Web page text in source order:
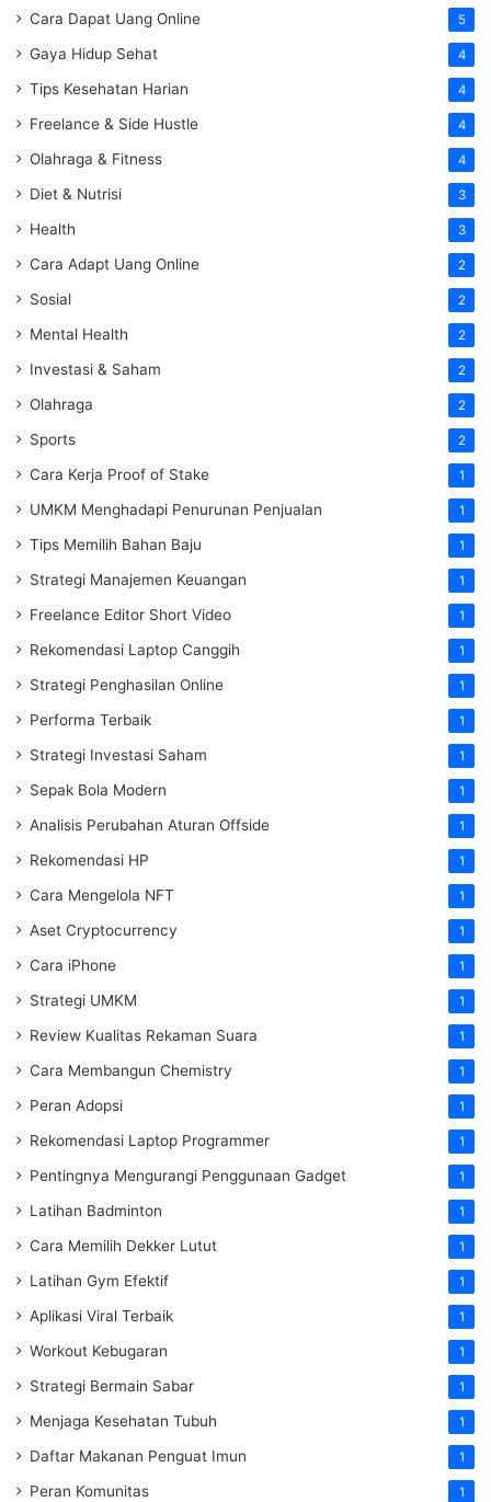
Cara Dapat Uang Online 5
Gaya Hidup Sehat 4
Tips Kesehatan Harian 4
Freelance & Side Hustle 4
Olahraga & Fitness 4
Diet & Nutrisi 3
Health 3
Cara Adapt Uang Online 2
Sosial 2
Mental Health 2
Investasi & Saham 2
Olahraga 2
Sports 2
Cara Kerja Proof of Stake 1
UMKM Menghadapi Penurunan Penjualan 1
Tips Memilih Bahan Baju 1
Strategi Manajemen Keuangan 1
Freelance Editor Short Video 1
Rekomendasi Laptop Canggih 1
Strategi Penghasilan Online 1
Performa Terbaik 1
Strategi Investasi Saham 1
Sepak Bola Modern 1
Analisis Perubahan Aturan Offside 1
Rekomendasi HP 1
Cara Mengelola NFT 1
Aset Cryptocurrency 1
Cara iPhone 1
Strategi UMKM 1
Review Kualitas Rekaman Suara 1
Cara Membangun Chemistry 1
Peran Adopsi 1
Rekomendasi Laptop Programmer 1
Pentingnya Mengurangi Penggunaan Gadget 1
Latihan Badminton 1
Cara Memilih Dekker Lutut 1
Latihan Gym Efektif 1
Aplikasi Viral Terbaik 1
Workout Kebugaran 1
Strategi Bermain Sabar 1
Menjaga Kesehatan Tubuh 1
Daftar Makanan Penguat Imun 1
Peran Komunitas 1